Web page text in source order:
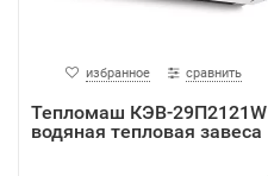
избранное сравнить
Тепломаш КЭВ-29П2121W
водяная тепловая завеса